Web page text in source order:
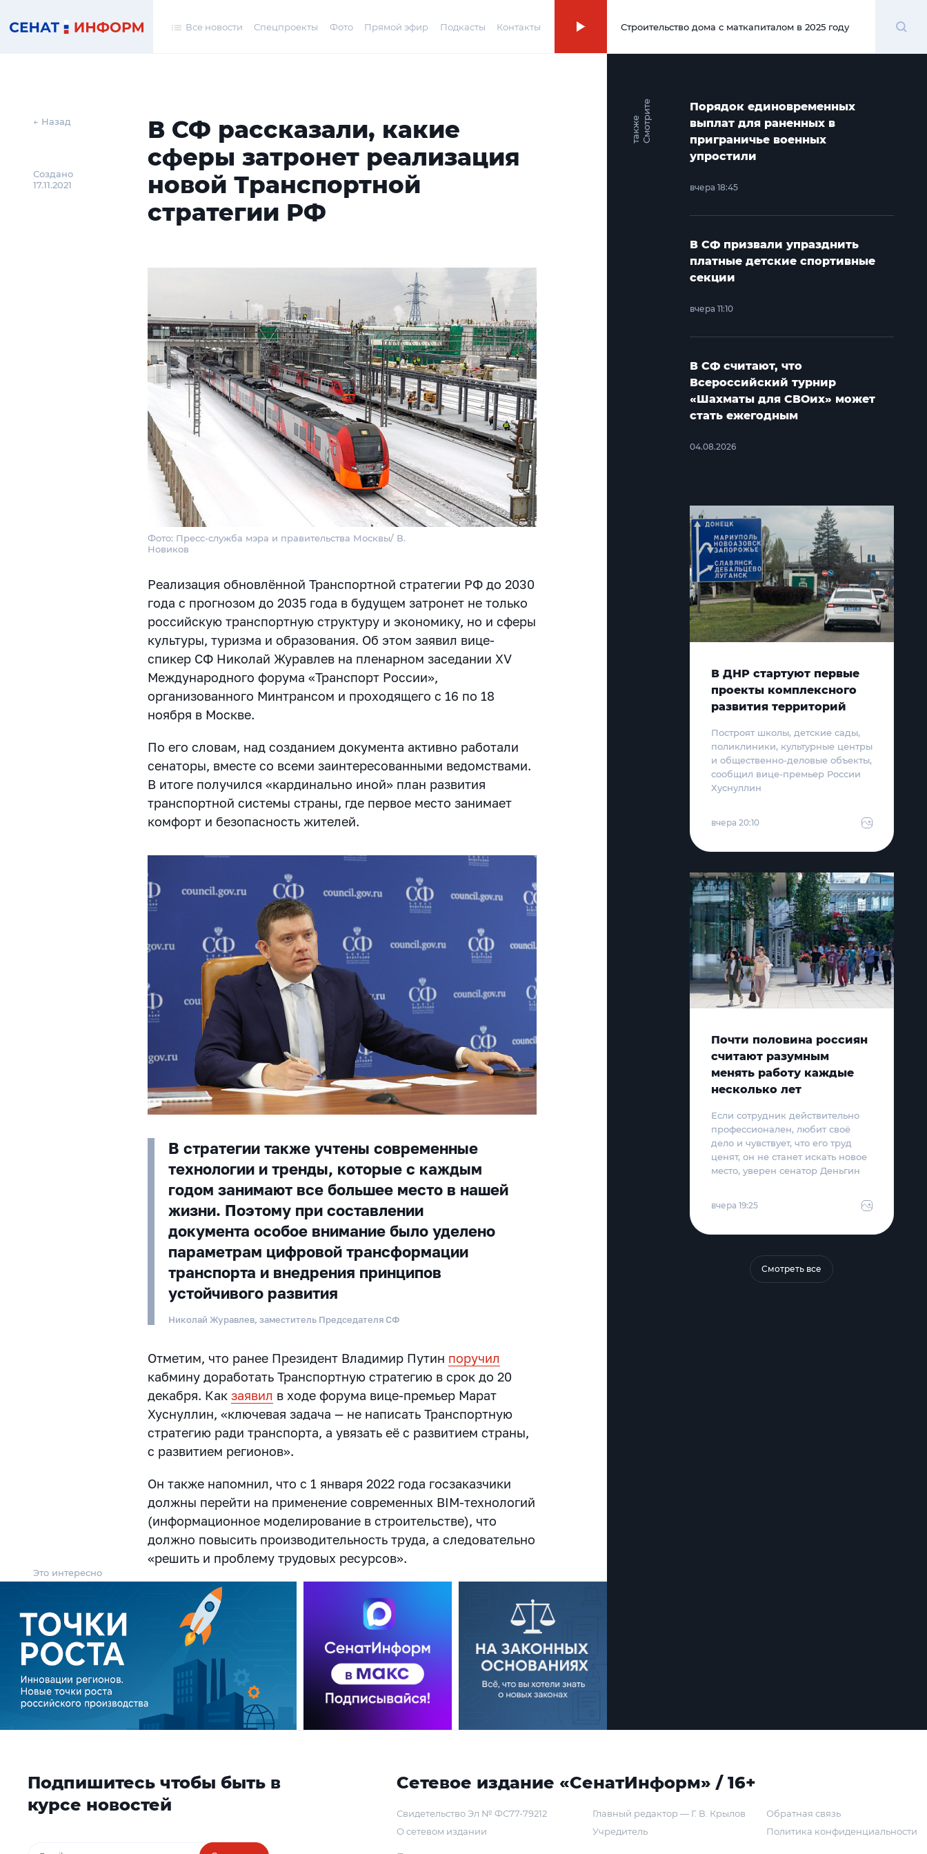
Все новости Спецпроекты Фото Прямой эфир Подкасты Контакты 00:00
Строительство дома с маткапиталом в 2025 году
← Назад
Создано
17.11.2021
В СФ рассказали, какие
сферы затронет реализация
новой Транспортной
стратегии РФ
Фото: Пресс-служба мэра и правительства Москвы/ В.
Новиков
Реализация обновлённой Транспортной стратегии РФ до 2030
года с прогнозом до 2035 года в будущем затронет не только
российскую транспортную структуру и экономику, но и сферы
культуры, туризма и образования. Об этом заявил вице-
спикер СФ Николай Журавлев на пленарном заседании XV
Международного форума «Транспорт России»,
организованного Минтрансом и проходящего с 16 по 18
ноября в Москве.
По его словам, над созданием документа активно работали
сенаторы, вместе со всеми заинтересованными ведомствами.
В итоге получился «кардинально иной» план развития
транспортной системы страны, где первое место занимает
комфорт и безопасность жителей.
В стратегии также учтены современные
технологии и тренды, которые с каждым
годом занимают все большее место в нашей
жизни. Поэтому при составлении
документа особое внимание было уделено
параметрам цифровой трансформации
транспорта и внедрения принципов
устойчивого развития
Николай Журавлев, заместитель Председателя СФ
Отметим, что ранее Президент Владимир Путин поручил
кабмину доработать Транспортную стратегию в срок до 20
декабря. Какзаявил в ходе форума вице-премьер Марат
Хуснуллин, «ключевая задача — не написать Транспортную
стратегию ради транспорта, а увязать её с развитием страны,
с развитием регионов».
Он также напомнил, что с 1 января 2022 года госзаказчики
должны перейти на применение современных BIM-технологий
(информационное моделирование в строительстве), что
должно повысить производительность труда, а следовательно
«решить и проблему трудовых ресурсов».
Это интересно
С
м
о
т
р и
т
е
т
а
к
ж
е
Порядок единовременных
выплат для раненных в
приграничье военных
упростили
вчера 18:45
В СФ призвали упразднить
платные детские спортивные
секции
вчера 11:10
В СФ считают, что
Всероссийский турнир
«Шахматы для СВОих» может
стать ежегодным
04.08.2026
В ДНР стартуют первые
проекты комплексного
развития территорий
Построят школы, детские сады,
поликлиники, культурные центры
и общественно-деловые объекты,
сообщил вице-премьер России
Хуснуллин
вчера 20:10
Почти половина россиян
считают разумным
менять работу каждые
несколько лет
Если сотрудник действительно
профессионален, любит своё
дело и чувствует, что его труд
ценят, он не станет искать новое
место, уверен сенатор Деньгин
вчера 19:25
Смотреть все
Подпишитесь чтобы быть в
курсе новостей
Сетевое издание «СенатИнформ» / 16+
Свидетельство Эл № ФС77-79212
О сетевом издании
Главный редактор — Г. В. Крылов
Учредитель
Обратная связь
Политика конфиденциальности